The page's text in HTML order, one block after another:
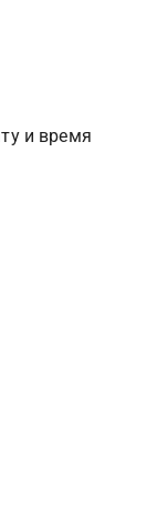
и время